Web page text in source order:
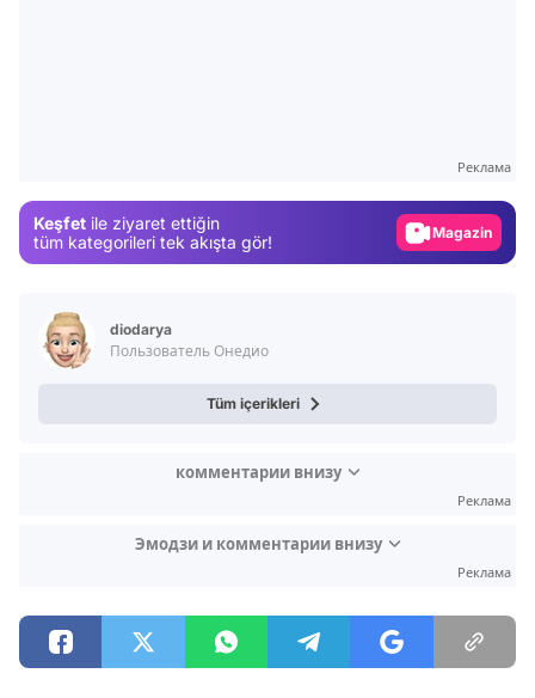
Реклама
Keşfet ile ziyaret ettiğin
tüm kategorileri tek akışta gör!
Magazin
diodarya
Пользователь Онедио
Tüm içerikleri
комментарии внизу
Реклама
Эмодзи и комментарии внизу
Реклама